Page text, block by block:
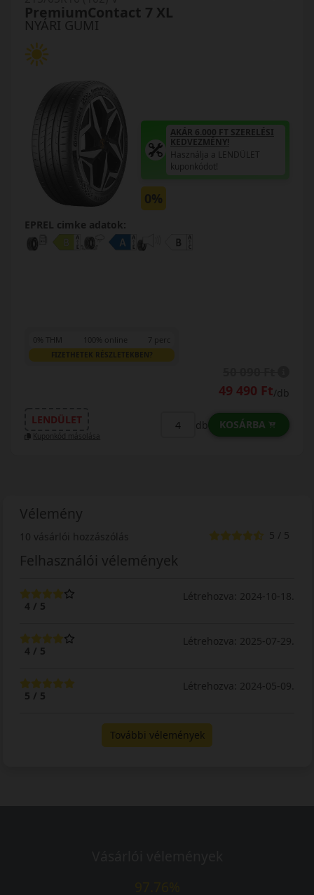
NYÁRI GUMI
PremiumContact 7 XL
AKÁR 6.000 FT SZERELÉSI
KEDVEZMÉNY!
Használja a LENDÜLET
kuponkódot!
0%
EPREL cimke adatok:
0% THM 100% online 7 perc
FIZETHETEK RÉSZLETEKBEN?
49 490 Ft/db
LENDÜLET
Kuponkód másolása
db KOSÁRBA
Vélemény
10 vásárlói hozzászólás 5 / 5
Felhasználói vélemények
Létrehozva: 2024-10-18.
4 / 5
Létrehozva: 2025-07-29.
4 / 5
Létrehozva: 2024-05-09.
5 / 5
További vélemények